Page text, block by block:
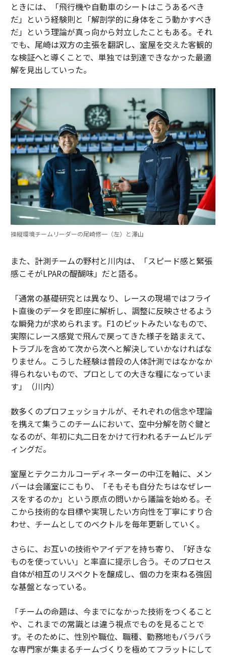
ときには、「飛行機や自動車のシートはこうあるべき
だ」という経験則と「解剖学的に身体をこう動かすべき
だ」という理論が真っ向から対立したこともある。それ
でも、尾崎は双方の主張を翻訳し、室屋を交えた客観的
な検証へと導くことで、単独では到達できなかった最適
解を見出していった。
操縦環境チームリーダーの尾崎修一（左）と澤山
また、計測チームの野村と川内は、「スピード感と緊張
感こそがLPARの醍醐味」だと語る。
「通常の基礎研究とは異なり、レースの現場ではフライ
ト直後のデータを即座に解析し、調整に反映させるよう
な瞬発力が求められます。F1のピットみたいなもので、
実際にレース感覚で飛んで戻ってきた様子を踏まえて、
トラブルを含めて次から次へと解決していかなければな
りません。こうした経験は普段の人体計測ではなかなか
得られないもので、プロとしての大きな糧になっていま
す」（川内）
数多くのプロフェッショナルが、それぞれの信念や理論
を携えて集うこのチームにおいて、空中分解を防ぐ鍵と
なるのが、年初に丸二日をかけて行われるチームビルデ
ィングだ。
室屋とテクニカルコーディネーターの中江を軸に、メン
バーは会議室にこもり、「そもそも自分たちはなぜレー
スをするのか」という原点の問いから議論を始める。そ
こから技術的な目標や実現したい方向性を丁寧にすり合
わせ、チームとしてのベクトルを毎年更新していく。
さらに、お互いの技術やアイデアを持ち寄り、「好きな
ものを使っていい」と率直に提示し合う。そのプロセス
自体が相互のリスペクトを醸成し、個の力を束ねる強固
な基盤となっている。
「チームの命題は、今までになかった技術をつくること
や、これまでの常識とは違う視点でものを見ることで
す。そのために、性別や職位、職種、勤務地もバラバラ
な専門家が集まるチームづくりを極めてフラットにして